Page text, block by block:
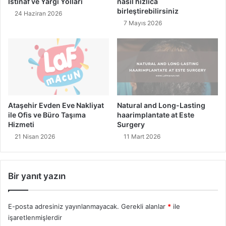
T
o
l
c
u
u
İ
l
e
o
j
i
24 Haziran 2026
birleştirebilirsiniz
7 Mayıs 2026
Ataşehir Evden Eve Nakliyat
ile Ofis ve Büro Taşıma
Hizmeti
21 Nisan 2026
Natural and Long-Lasting
haarimplantate at Este
Surgery
11 Mart 2026
Bir yanıt yazın
E-posta adresiniz yayınlanmayacak. Gerekli alanlar * ile
işaretlenmişlerdir